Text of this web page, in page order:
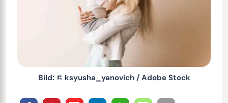
Bild: © ksyusha_yanovich / Adobe Stock